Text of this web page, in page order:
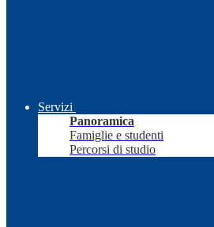
Servizi
Panoramica
Famiglie e studenti
Percorsi di studio